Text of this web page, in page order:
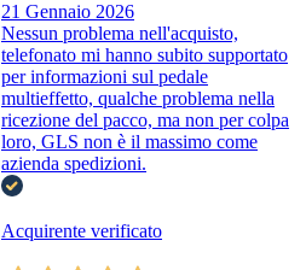
21 Gennaio 2026
Nessun problema nell'acquisto,
telefonato mi hanno subito supportato
per informazioni sul pedale
multieffetto, qualche problema nella
ricezione del pacco, ma non per colpa
loro, GLS non è il massimo come
azienda spedizioni.
Acquirente verificato